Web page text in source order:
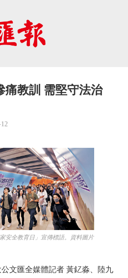
痛教訓 需堅守法治
安全教育日」宣傳標語。資料圖片
匯全媒體記者 黃釔淼、陸九